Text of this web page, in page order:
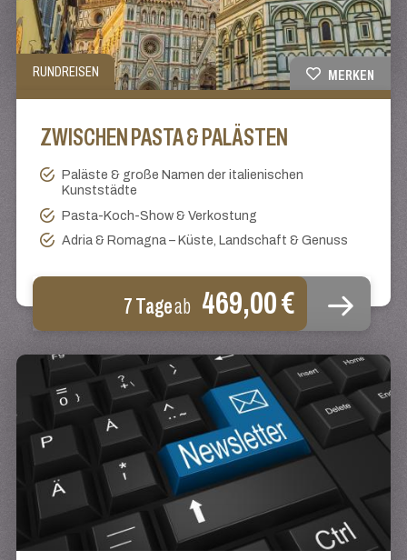
RUNDREISEN MERKEN
ZWISCHEN PASTA & PALÄSTEN
Paläste & große Namen der italienischen
Kunststädte
Pasta-Koch-Show & Verkostung
Adria & Romagna – Küste, Landschaft & Genuss
7 Tageab 469,00 €